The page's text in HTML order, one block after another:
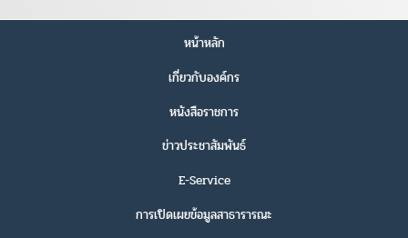
หน้าหลัก
เกี่ยวกับองค์กร
หนังสือราชการ
ข่าวประชาสัมพันธ์
E-Service
การเปิดเผยข้อมูลสาธารารณะ